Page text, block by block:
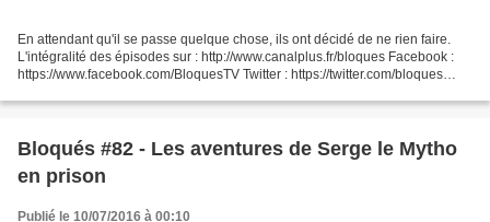
En attendant qu'il se passe quelque chose, ils ont décidé de ne rien faire.
L'intégralité des épisodes sur : http://www.canalplus.fr/bloques Facebook :
https://www.facebook.com/BloquesTV Twitter : https://twitter.com/bloques
Bloqués #82 - Les aventures de Serge le Mytho
en prison
Publié le 10/07/2016 à 00:10